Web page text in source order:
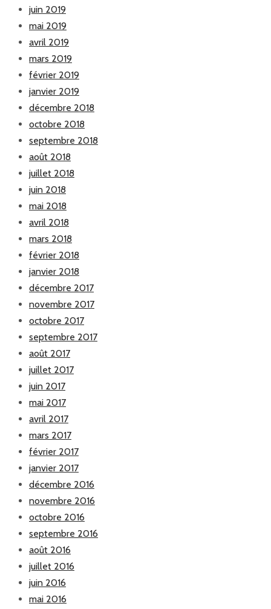
juin 2019
mai 2019
avril 2019
mars 2019
février 2019
janvier 2019
décembre 2018
octobre 2018
septembre 2018
août 2018
juillet 2018
juin 2018
mai 2018
avril 2018
mars 2018
février 2018
janvier 2018
décembre 2017
novembre 2017
octobre 2017
septembre 2017
août 2017
juillet 2017
juin 2017
mai 2017
avril 2017
mars 2017
février 2017
janvier 2017
décembre 2016
novembre 2016
octobre 2016
septembre 2016
août 2016
juillet 2016
juin 2016
mai 2016